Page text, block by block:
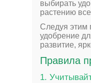
выбирать
растению
Следуя этим
удобрение
развитие,
Правила
1.